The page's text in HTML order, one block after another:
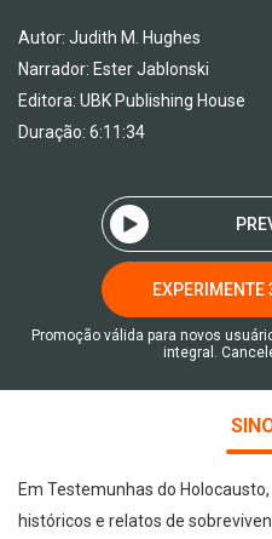
Autor: Judith M. Hughes
Narrador: Ester Jablonski
Editora: UBK Publishing House
Duração: 6:11:34
EXPERIMENTE
Promoção válida para novos
integral.
Em Testemunhas do
históricos e relatos de